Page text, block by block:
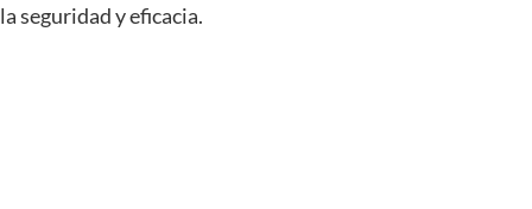
la seguridad y eficacia.